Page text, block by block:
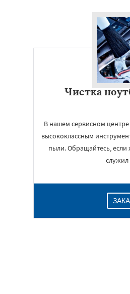
Чистка
В нашем сервисном
высококлассным
пыли. Обращайтесь, если